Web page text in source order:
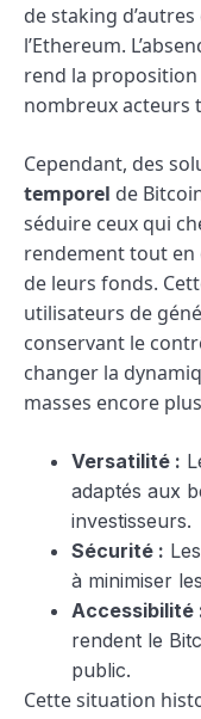
de staking
l’Ethereum.
rend la
nombreux acteurs
Cependant, des
temporel de
séduire ceux qui
rendement tout
de leurs fonds.
utilisateurs de
conservant le
changer la
masses encore
Versatilité :
adaptés aux
investisseurs.
Sécurité :
à minimiser
Accessibilité
rendent le
public.
Cette situation